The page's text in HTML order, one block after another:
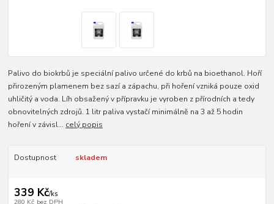
Palivo do biokrbů je speciální palivo určené do krbů na bioethanol. Hoří
přirozeným plamenem bez sazí a zápachu, při hoření vzniká pouze oxid
uhličitý a voda. Líh obsažený v přípravku je vyroben z přírodních a tedy
obnovitelných zdrojů. 1 litr paliva vystačí minimálně na 3 až 5 hodin
hoření v závisl... celý popis
Dostupnost skladem
339 Kč/ks
280 Kč bez DPH